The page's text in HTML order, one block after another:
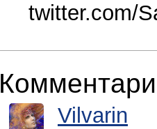
twitter.com/
Vilvarin